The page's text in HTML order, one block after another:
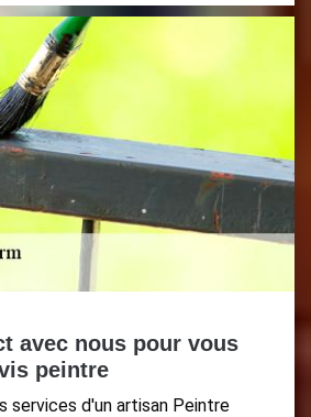
avec nous pour vous
peintre
services d'un artisan Peintre